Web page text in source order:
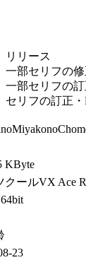
リース
部セリフの修
部セリフの訂
リフの訂正・
KByte
クールVX Ace
23